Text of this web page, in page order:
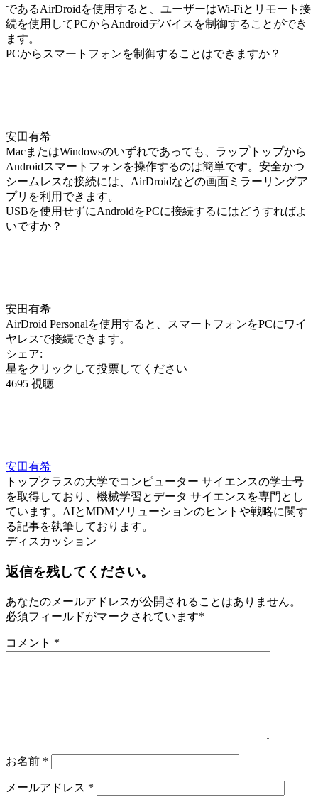
であるAirDroidを使用すると、ユーザーはWi-Fiとリモート接
続を使用してPCからAndroidデバイスを制御することができ
ます。
PCからスマートフォンを制御することはできますか？
安田有希
MacまたはWindowsのいずれであっても、ラップトップから
Androidスマートフォンを操作するのは簡単です。安全かつ
シームレスな接続には、AirDroidなどの画面ミラーリングア
プリを利用できます。
USBを使用せずにAndroidをPCに接続するにはどうすればよ
いですか？
安田有希
AirDroid Personalを使用すると、スマートフォンをPCにワイ
ヤレスで接続できます。
シェア:
星をクリックして投票してください
4695 視聴
安田有希
トップクラスの大学でコンピューター サイエンスの学士号
を取得しており、機械学習とデータ サイエンスを専門とし
ています。AIとMDMソリューションのヒントや戦略に関す
る記事を執筆しております。
ディスカッション
返信を残してください。
あなたのメールアドレスが公開されることはありません。
必須フィールドがマークされています*
コメント *
お名前 *
メールアドレス *